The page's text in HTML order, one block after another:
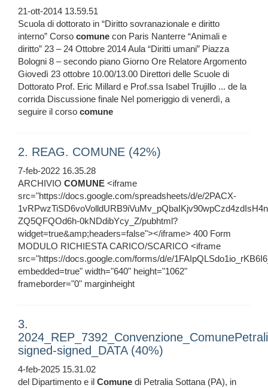
21-ott-2014 13.59.51
Scuola di dottorato in “Diritto sovranazionale e diritto
interno” Corso comune con Paris Nanterre “Animali e
diritto” 23 – 24 Ottobre 2014 Aula “Diritti umani” Piazza
Bologni 8 – secondo piano Giorno Ore Relatore Argomento
Giovedì 23 ottobre 10.00/13.00 Direttori delle Scuole di
Dottorato Prof. Eric Millard e Prof.ssa Isabel Trujillo ... de la
corrida Discussione finale Nel pomeriggio di venerdì, a
seguire il corso comune
2. REAG. COMUNE (42%)
7-feb-2022 16.35.28
ARCHIVIO COMUNE <iframe
src="https://docs.google.com/spreadsheets/d/e/2PACX-
ZQ5QFQOd6h-0kNDdibYcy_Z/pubhtml?
widget=true&amp;headers=false"></iframe> 400 Form
MODULO RICHIESTA CARICO/SCARICO <iframe
src="https://docs.google.com/forms/d/e/
embedded=true" width="640" height="1062"
frameborder="0" marginheight
3.
signed-signed_DATA (40%)
4-feb-2025 15.31.02
del Dipartimento e il Comune di Petralia Sottana (PA), in